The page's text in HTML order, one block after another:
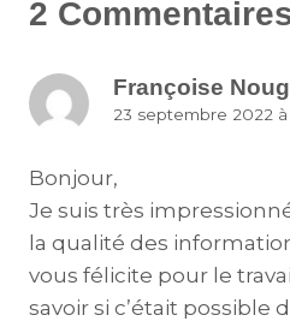
2
Françoise
23 septembre 2022 à
Bonjour,
Je suis très
la qualité des
vous félicite pour le
savoir si c’était possible